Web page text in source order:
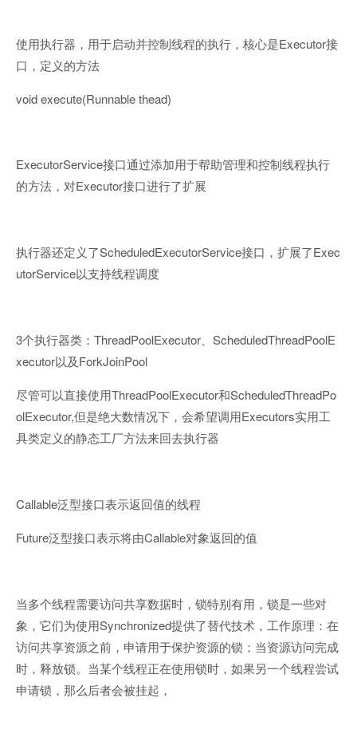
使用执行器，用于启动并控制线程的执行，核心是Executor接
口，定义的方法
void execute(Runnable thead)
ExecutorService接口通过添加用于帮助管理和控制线程执行
的方法，对Executor接口进行了扩展
执行器还定义了ScheduledExecutorService接口，扩展了Exec
utorService以支持线程调度
3个执行器类： ThreadPoolExecutor
ScheduledThreadPoolE
xecutor以及 ForkJoinPool
尽管可以直接使用ThreadPoolExecutor和ScheduledThreadPo
olExecutor,但是绝大数情况下，会希望调用Executors实用工
具类定义的静态工厂方法来回去执行器
Callable泛型接口表示返回值的线程
Future泛型接口表示将由Callable对象返回的值
当多个线程需要访问共享数据时，锁特别有用，锁是一些对
象，它们为使用Synchronized提供了替代技术，工作原理：在
访问共享资源之前，申请用于保护资源的锁；当资源访问完成
时，释放锁。当某个线程正在使用锁时，如果另一个线程尝试
申请锁，那么后者会被挂起，